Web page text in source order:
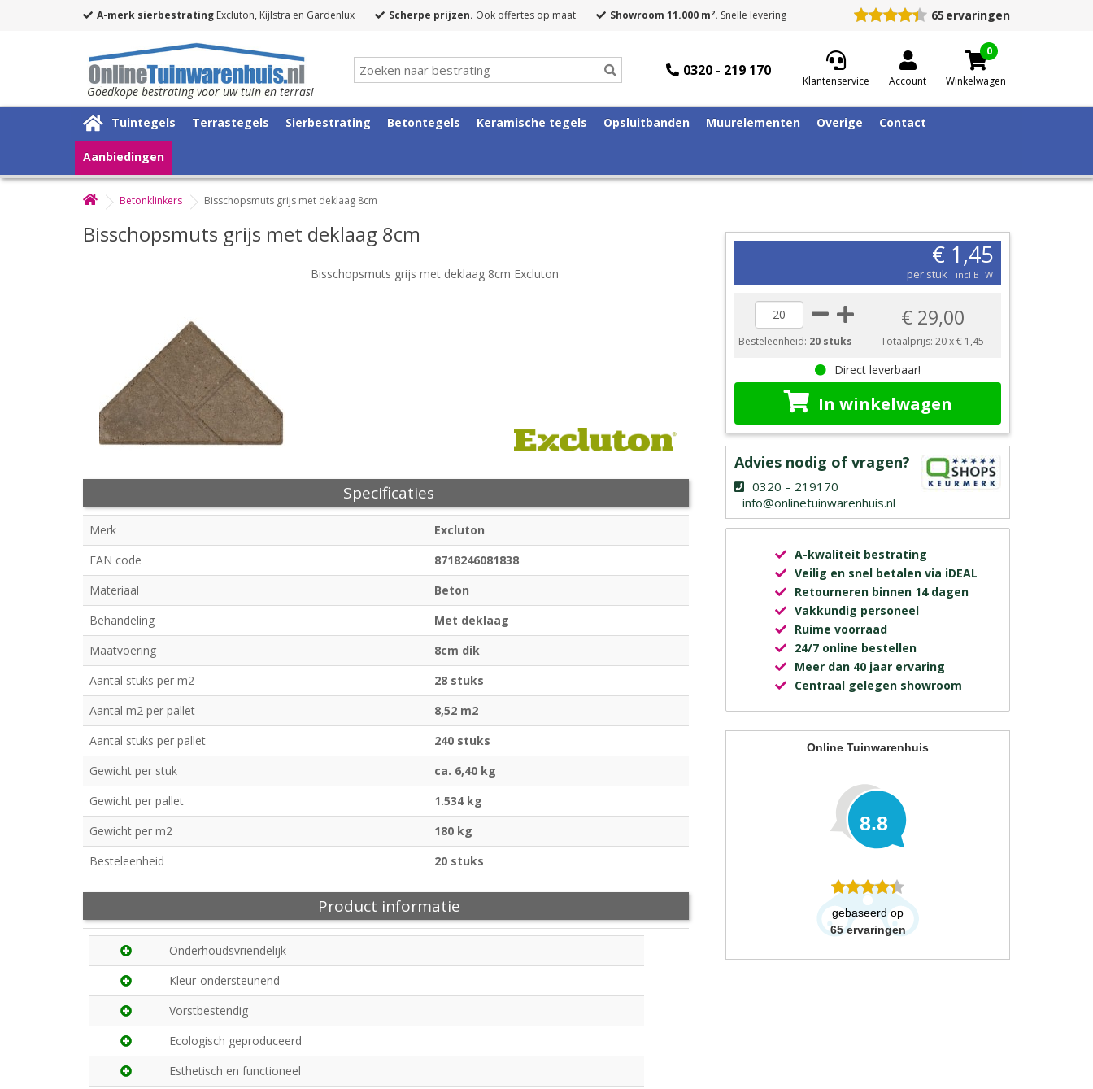
A-merk sierbestrating Excluton, Kijlstra en Gardenlux Scherpe prijzen. Ook offertes op maat Showroom 11.000 m2. Snelle levering 65 ervaringen
Goedkope bestrating voor uw tuin en terras!
0320 - 219 170
Klantenservice Account
0
Winkelwagen
Tuintegels Terrastegels Sierbestrating Betontegels Keramische tegels Opsluitbanden Muurelementen Overige Contact
Aanbiedingen
Betonklinkers Bisschopsmuts grijs met deklaag 8cm
Bisschopsmuts grijs met deklaag 8cm
Bisschopsmuts grijs met deklaag 8cm Excluton
Specificaties
Merk
Excluton
EAN code
8718246081838
Materiaal
Beton
Behandeling
Met deklaag
Maatvoering
8cm dik
Aantal stuks per m2
28 stuks
Aantal m2 per pallet
8,52 m2
Aantal stuks per pallet
240 stuks
Gewicht per stuk
ca. 6,40 kg
Gewicht per pallet
1.534 kg
Gewicht per m2
180 kg
Besteleenheid
20 stuks
Product informatie
Onderhoudsvriendelijk
Kleur-ondersteunend
Vorstbestendig
Ecologisch geproduceerd
Esthetisch en functioneel
€ 1,45
per stuk incl BTW
Besteleenheid: 20 stuks
€ 29,00
Totaalprijs:20x€ 1,45
Direct leverbaar!
In winkelwagen
Advies nodig of vragen?
0320 – 219170
info@onlinetuinwarenhuis.nl
A-kwaliteit bestrating
Veilig en snel betalen via iDEAL
Retourneren binnen 14 dagen
Vakkundig personeel
Ruime voorraad
24/7 online bestellen
Meer dan 40 jaar ervaring
Centraal gelegen showroom
Online Tuinwarenhuis
8.8
gebaseerd op
65 ervaringen